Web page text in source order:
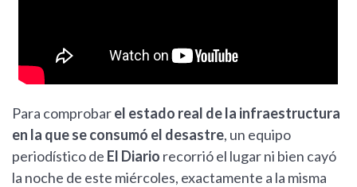
Para comprobarel estado real de la infraestructura
en la que se consumó el desastre, un equipo
periodístico de El Diario recorrió el lugar ni bien cayó
la noche de este miércoles, exactamente a la misma